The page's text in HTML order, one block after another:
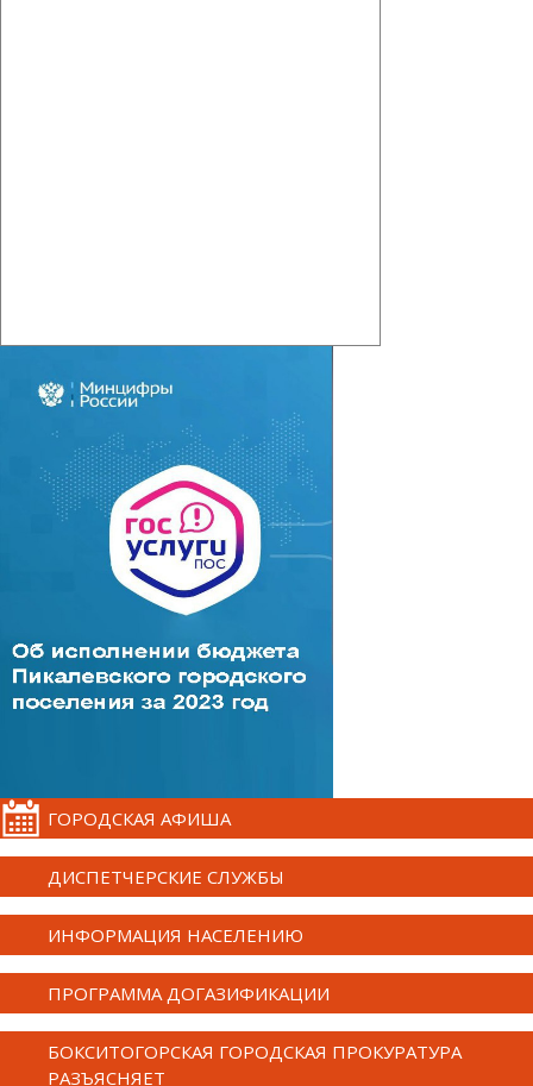
ГОРОДСКАЯ АФИША
ДИСПЕТЧЕРСКИЕ СЛУЖБЫ
ИНФОРМАЦИЯ НАСЕЛЕНИЮ
ПРОГРАММА ДОГАЗИФИКАЦИИ
БОКСИТОГОРСКАЯ ГОРОДСКАЯ ПРОКУРАТУРА
РАЗЪЯСНЯЕТ